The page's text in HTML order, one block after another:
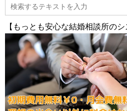
【もっとも安心な結婚相談所のシ